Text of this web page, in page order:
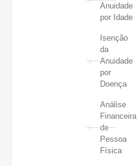
Anuidade
por Idade
Isenção
da
Anuidade
por
Doença
Análise
Financeira
de
Pessoa
Física